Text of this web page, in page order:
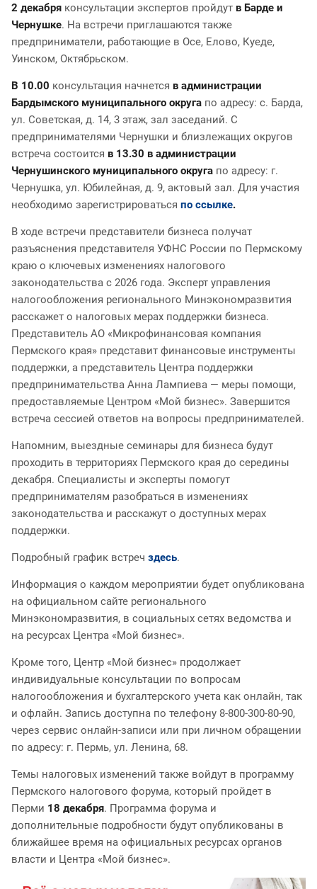
2 декабря консультации экспертов пройдут в Барде и
Чернушке. На встречи приглашаются также
предприниматели, работающие в Осе, Елово, Куеде,
Уинском, Октябрьском.
В 10.00 консультация начнется в администрации
Бардымского муниципального округа по адресу: с. Барда,
ул. Советская, д. 14, 3 этаж, зал заседаний. С
предпринимателями Чернушки и близлежащих округов
встреча состоится в 13.30 в администрации
Чернушинского муниципального округа по адресу: г.
Чернушка, ул. Юбилейная, д. 9, актовый зал. Для участия
необходимо зарегистрироваться по ссылке.
В ходе встречи представители бизнеса получат
разъяснения представителя УФНС России по Пермскому
краю о ключевых изменениях налогового
законодательства с 2026 года. Эксперт управления
налогообложения регионального Минэкономразвития
расскажет о налоговых мерах поддержки бизнеса.
Представитель АО «Микрофинансовая компания
Пермского края» представит финансовые инструменты
поддержки, а представитель Центра поддержки
предпринимательства Анна Лампиева — меры помощи,
предоставляемые Центром «Мой бизнес». Завершится
встреча сессией ответов на вопросы предпринимателей.
Напомним, выездные семинары для бизнеса будут
проходить в территориях Пермского края до середины
декабря. Специалисты и эксперты помогут
предпринимателям разобраться в изменениях
законодательства и расскажут о доступных мерах
поддержки.
Подробный график встреч здесь.
Информация о каждом мероприятии будет опубликована
на официальном сайте регионального
Минэкономразвития, в социальных сетях ведомства и
на ресурсах Центра «Мой бизнес».
Кроме того, Центр «Мой бизнес» продолжает
индивидуальные консультации по вопросам
налогообложения и бухгалтерского учета как онлайн, так
и офлайн. Запись доступна по телефону 8-800-300-80-90,
через сервис онлайн-записи или при личном обращении
по адресу: г. Пермь, ул. Ленина, 68.
Темы налоговых изменений также войдут в программу
Пермского налогового форума, который пройдет в
Перми 18 декабря. Программа форума и
дополнительные подробности будут опубликованы в
ближайшее время на официальных ресурсах органов
власти и Центра «Мой бизнес».